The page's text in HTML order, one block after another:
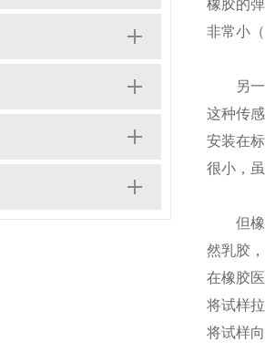
橡胶的
非常小
另一种
这种传
安装在
很小，
但橡胶
然乳胶
在橡胶
将试样
将试样